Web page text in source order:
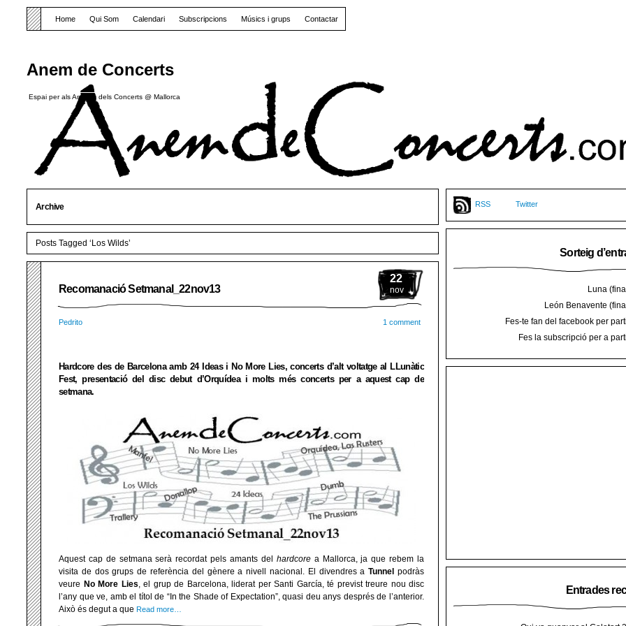
Anem de Concerts
Espai per als Amants dels Concerts @ Mallorca
Home Qui Som Calendari Subscripcions Músics i grups Contactar
Archive
Posts Tagged ‘Los Wilds’
22
nov
Recomanació Setmanal_22nov13
Pedrito 1 comment
Hardcore des de Barcelona amb 24 Ideas i No More Lies, concerts d’alt voltatge al LLunàtic
Fest, presentació del disc debut d’Orquídea i molts més concerts per a aquest cap de
setmana.
Aquest cap de setmana serà recordat pels amants del hardcorea Mallorca, ja que rebem la
visita de dos grups de referència del gènere a nivell nacional. El divendres aTunnel podràs
veure No More Lies, el grup de Barcelona, liderat per Santi García, té previst treure nou disc
l’any que ve, amb el títol de “In the Shade of Expectation”, quasi deu anys després de l’anterior.
Això és degut a que Read more…
RSS Twitter
Sorteig
Luna
León Benavente
Fes-te fan del facebook per
Fes la subscripció per a
Entrades